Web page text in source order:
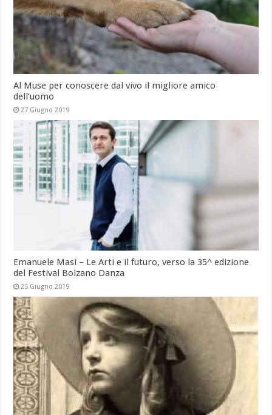
Al Muse per conoscere dal vivo il migliore amico
dell’uomo
27 Giugno 2019
Emanuele Masi – Le Arti e il futuro, verso la 35^ edizione
del Festival Bolzano Danza
25 Giugno 2019